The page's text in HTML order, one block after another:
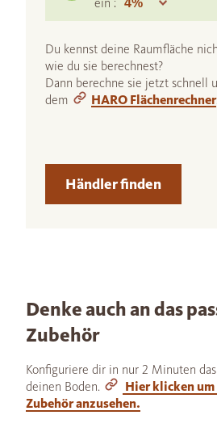
Du kennst deine Raumfläche
wie du sie berechnest?
Dann berechne sie jetzt schnell
dem
HARO Flächenrechner.
Händler finden
Denke auch an das
Zubehör
Konfiguriere dir in nur 2 Minuten
deinen Boden.
Hier klicken um
Zubehör anzusehen.